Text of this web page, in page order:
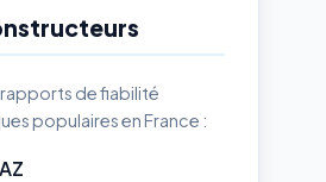
de fiabilité
populaires en France :